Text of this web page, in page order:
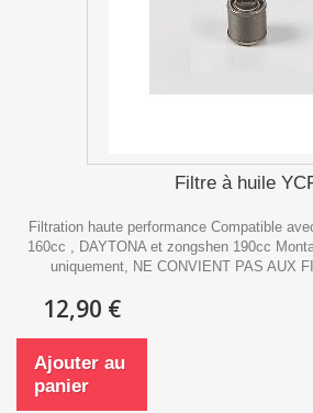
Filtre à huile
Filtration haute performance Compatible
160cc , DAYTONA et zongshen 190cc
uniquement, NE CONVIENT PAS AUX
12,90 €
Ajouter au
panier